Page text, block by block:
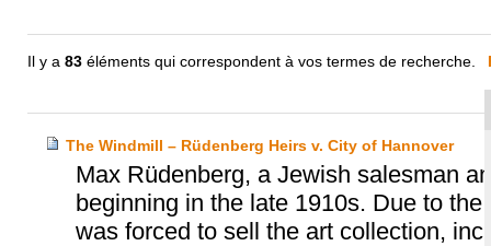
Il y a83 éléments qui correspondent à vos termes de recherche.
The Windmill – Rüdenberg Heirs v. City of Hannover
Max Rüdenberg, a Jewish salesman
beginning in the late 1910s. Due to
was forced to sell the art collection,